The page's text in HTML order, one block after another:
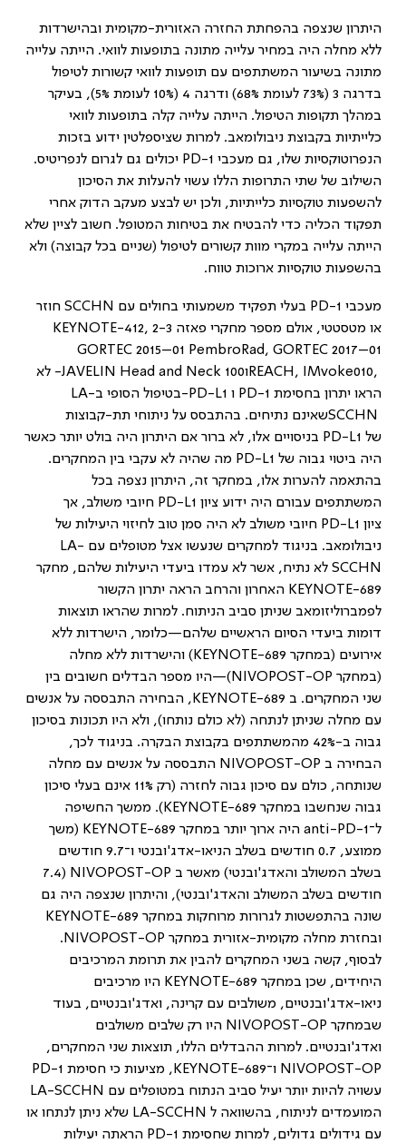
היתרון שנצפה בהפחתת החזרה האזורית-מקומית ובהישרדות
ללא מחלה היה במחיר עלייה מתונה בתופעות לוואי. הייתה עלייה
מתונה בשיעור המשתתפים עם תופעות לוואי קשורות לטיפול
בדרגה 3 (73% לעומת 68%) ודרגה 4 (10% לעומת 5%), בעיקר
במהלך תקופות הטיפול. הייתה עלייה קלה בתופעות לוואי
כלייתיות בקבוצת ניבולומאב. למרות שציספלטין ידוע בזכות
הנפרוטוקסיות שלו, גם מעכבי PD-1 יכולים גם לגרום לנפריטיס.
השילוב של שתי התרופות הללו עשוי להעלות את הסיכון
להשפעות טוקסיות כלייתיות, ולכן יש לבצע מעקב הדוק אחרי
תפקוד הכליה כדי להבטיח את בטיחות המטופל. חשוב לציין שלא
הייתה עלייה במקרי מוות קשורים לטיפול (שניים בכל קבוצה) ולא
בהשפעות טוקסיות ארוכות טווח.
מעכבי PD-1 בעלי תפקיד משמעותי בחולים עם SCCHN חוזר
או מטסטטי, אולם מספר מחקרי פאזה 2-3
KEYNOTE-412,
GORTEC 2015–01 PembroRad, GORTEC 2017–01
REACH, IMvoke010,ו-JAVELIN Head and Neck 100 לא
הראו יתרון בחסימת PD-1 ו -PD-L1בטיפול הסופי בLA-
SCCHNשאינם נתיחים. בהתבסס על ניתוחי תת-קבוצות
של PD-L1 בניסויים אלו, לא ברור אם היתרון היה בולט יותר כאשר
היה ביטוי גבוה של PD-L1 מה שהיה לא עקבי בין המחקרים.
בהתאמה להערות אלו, במחקר זה, היתרון נצפה בכל
המשתתפים עבורם היה ידוע ציון PD-L1 חיובי משולב, אך
ציון PD-L1 חיובי משולב לא היה סמן טוב לחיזוי היעילות של
ניבולומאב. בניגוד למחקרים שנעשו אצל מטופלים עם LA-
SCCHN לא נתיח, אשר לא עמדו ביעדי היעילות שלהם, מחקר
KEYNOTE-689 האחרון והרחב הראה יתרון הקשור
לפמברוליזומאב שניתן סביב הניתוח. למרות שהראו תוצאות
דומות ביעדי הסיום הראשיים שלהם—כלומר, הישרדות ללא
אירועים (במחקר KEYNOTE-689 ) והישרדות ללא מחלה
(במחקר NIVOPOST-OP )—היו מספר הבדלים חשובים בין
שני המחקרים. ב KEYNOTE-689 , הבחירה התבססה על אנשים
עם מחלה שניתן לנתחה (לא כולם נותחו), ולא היו תכונות בסיכון
גבוה ב-42% מהמשתתפים בקבוצת הבקרה. בניגוד לכך,
הבחירה ב NIVOPOST-OP התבססה על אנשים עם מחלה
שנותחה, כולם עם סיכון גבוה לחזרה (רק 11% אינם בעלי סיכון
גבוה שנחשבו במחקר KEYNOTE-689 ). ממשך החשיפה
ל־anti-PD-1 היה ארוך יותר במחקר KEYNOTE-689 (משך
ממוצע, 0.7 חודשים בשלב הניאו-אדג'ובנטי ו־9.7 חודשים
בשלב המשולב והאדג'ובנטי) מאשר ב NIVOPOST-OP
(7.4
חודשים בשלב המשולב והאדג'ובנטי), והיתרון שנצפה היה גם
שונה בהתפשטות לגרורות מרוחקות במחקר KEYNOTE-689
ובחזרת מחלה מקומית-אזורית במחקר NIVOPOST-OP
.
לבסוף, קשה בשני המחקרים להבין את תרומת המרכיבים
היחידים, שכן במחקר KEYNOTE-689 היו מרכיבים
ניאו-אדג'ובנטיים, משולבים עם קרינה, ואדג'ובנטיים, בעוד
שבמחקר NIVOPOST-OP היו רק שלבים משולבים
ואדג'ובנטיים. למרות ההבדלים הללו, תוצאות שני המחקרים,
NIVOPOST-OP ו־KEYNOTE-689 , מציעות כי חסימת PD-1
עשויה להיות יותר יעיל סביב הנתוח במטופלים עם LA-SCCHN
המועמדים לניתוח, בהשוואה ל LA-SCCHN שלא ניתן לנתחו או
עם גידולים גדולים, למרות שחסימת PD-1 הראתה יעילות